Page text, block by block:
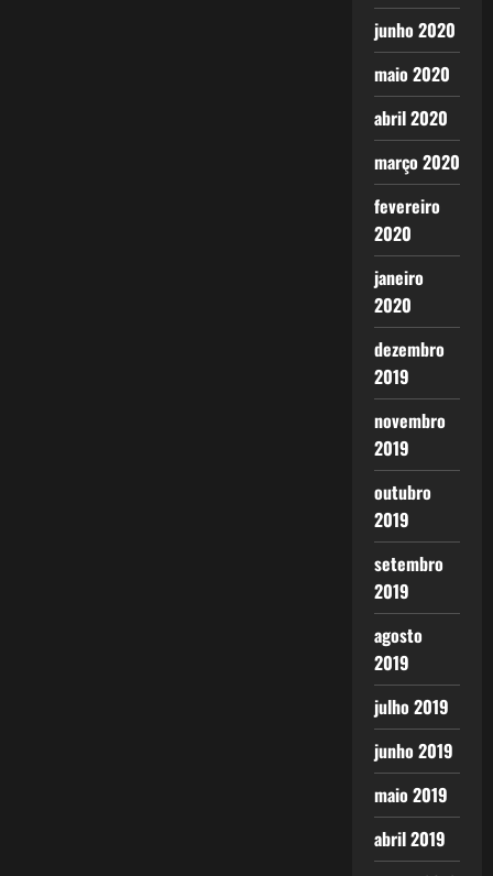
junho 2020
maio 2020
abril 2020
março 2020
fevereiro
2020
janeiro
2020
dezembro
2019
novembro
2019
outubro
2019
setembro
2019
agosto
2019
julho 2019
junho 2019
maio 2019
abril 2019